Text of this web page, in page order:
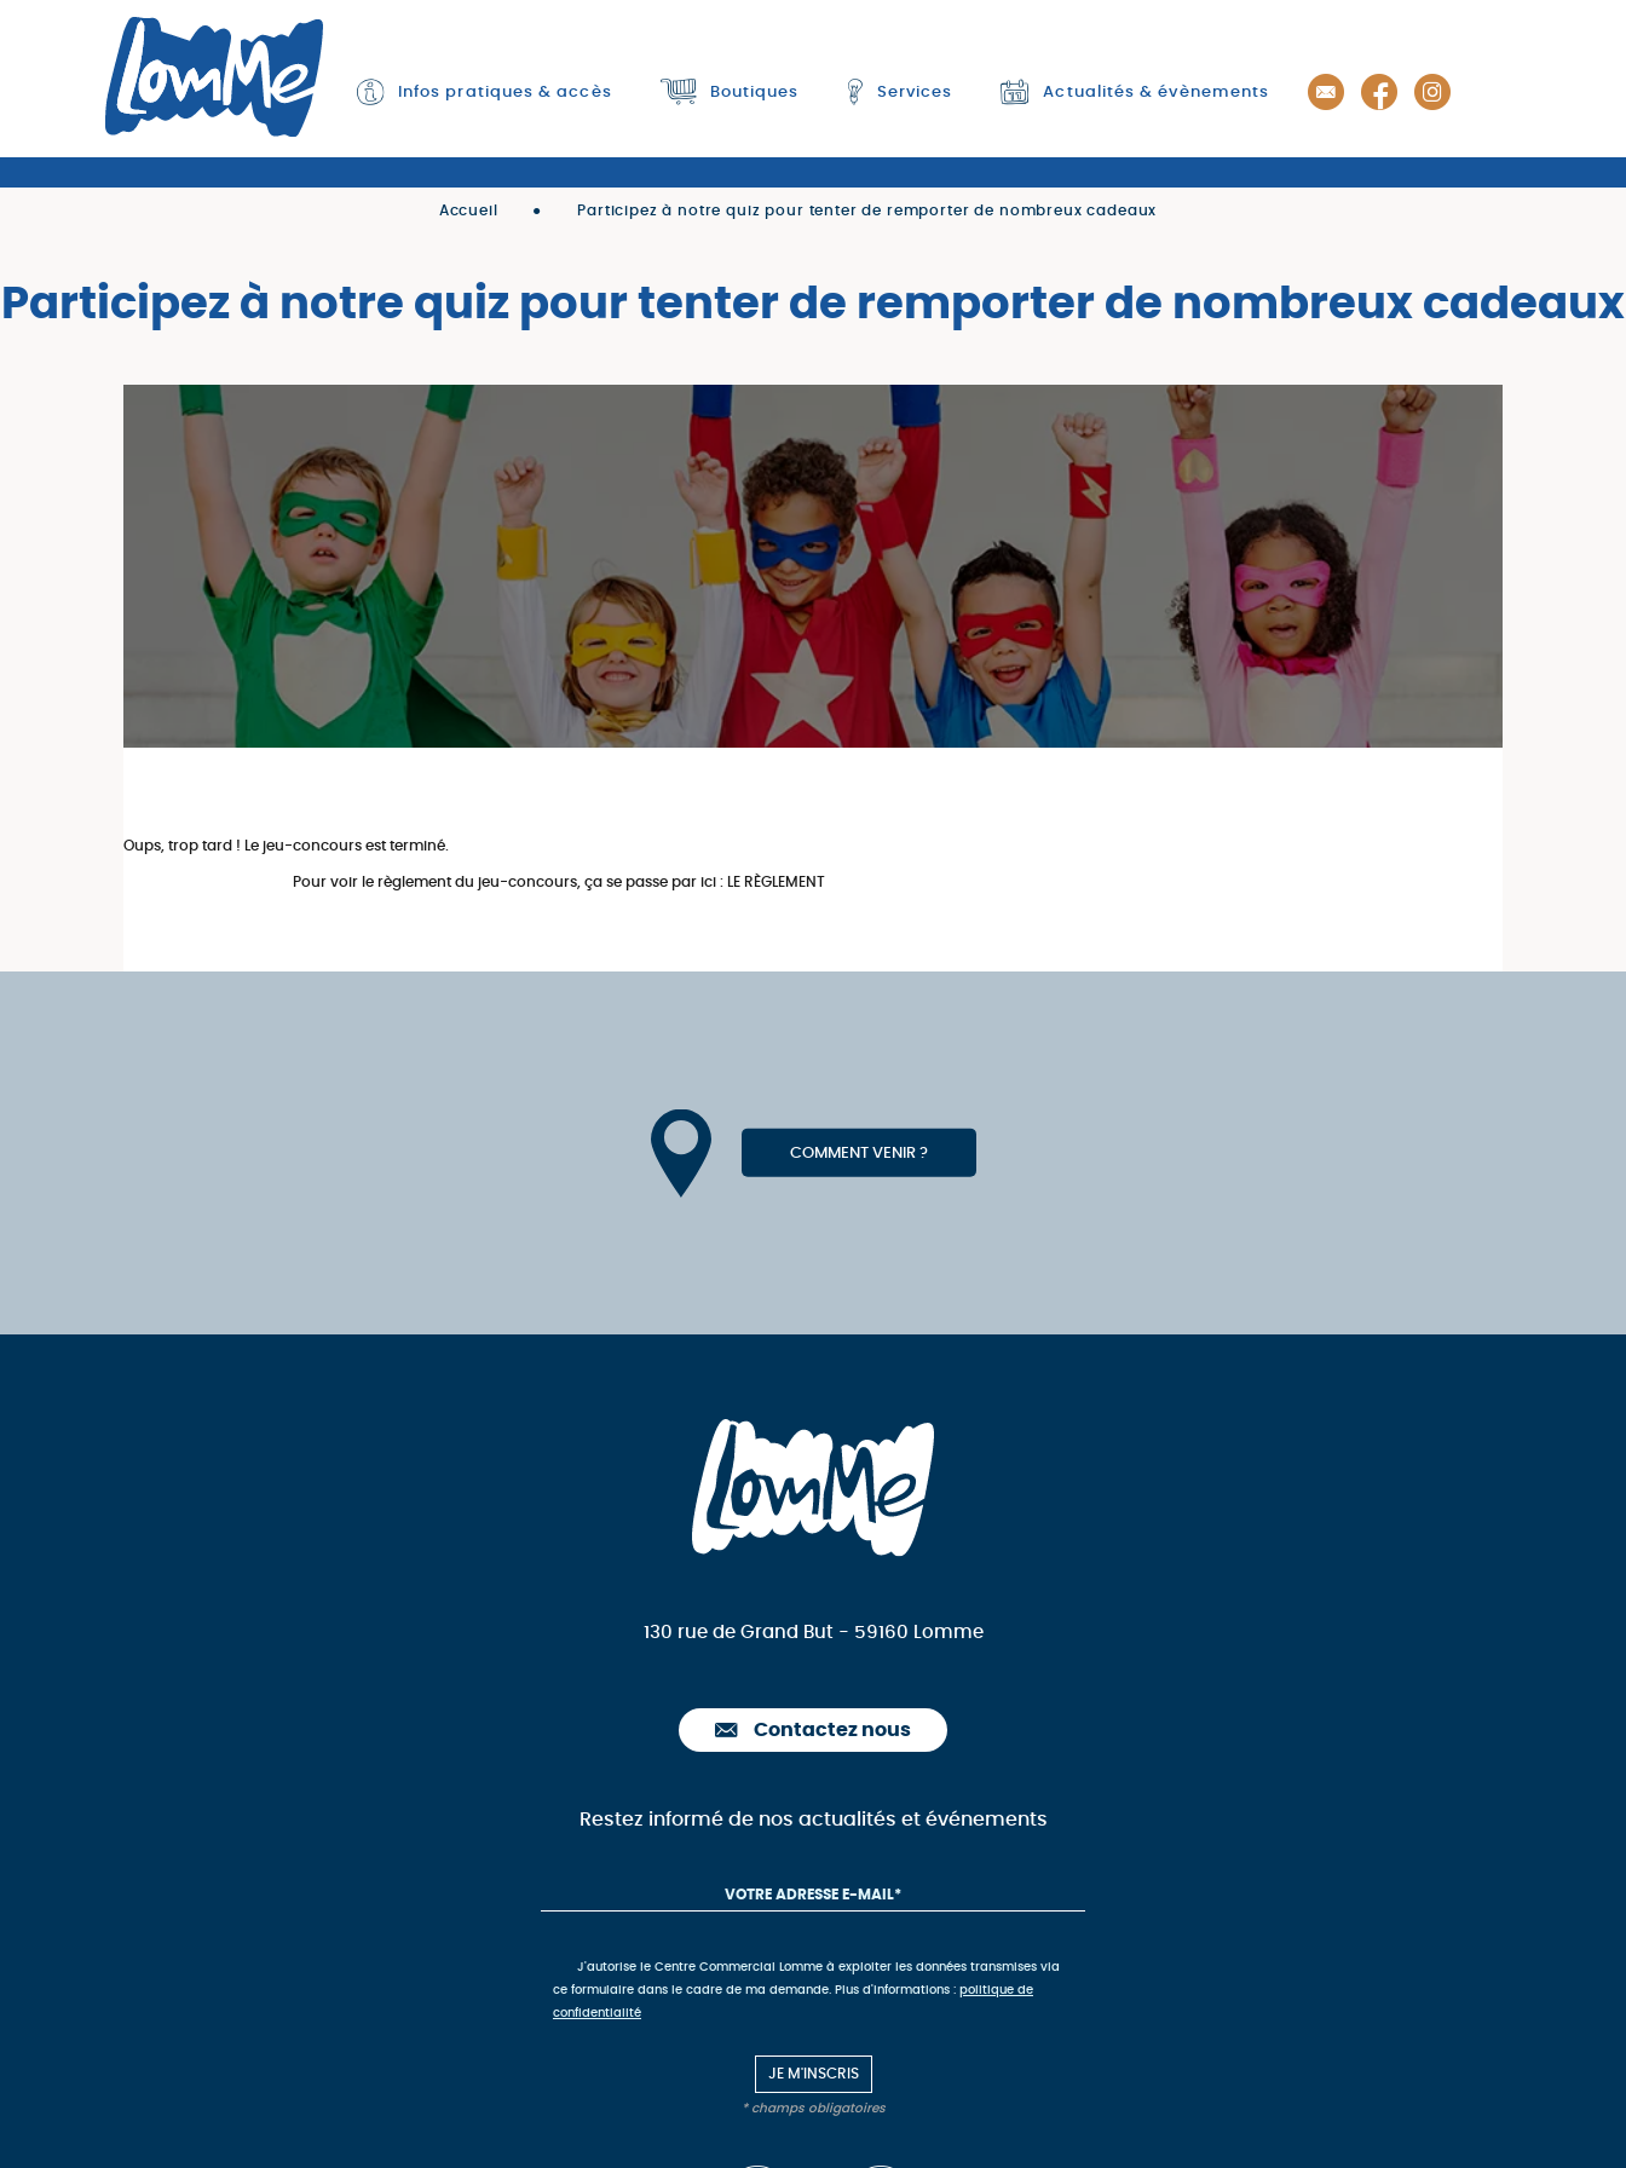
Infos pratiques & accès Boutiques Services Actualités & évènements
Accueil ● Participez à notre quiz pour tenter de remporter de nombreux cadeaux
Participez à notre quiz pour tenter de remporter de nombreux cadeaux
Oups, trop tard ! Le jeu-concours est terminé.
Pour voir le règlement du jeu-concours, ça se passe par ici : LE RÈGLEMENT
COMMENT VENIR ?
130 rue de Grand But - 59160 Lomme
Contactez nous
Restez informé de nos actualités et événements
J'autorise le Centre Commercial Lomme à exploiter les données transmises via
ce formulaire dans le cadre de ma demande. Plus d'informations : politique de
confidentialité
* champs obligatoires